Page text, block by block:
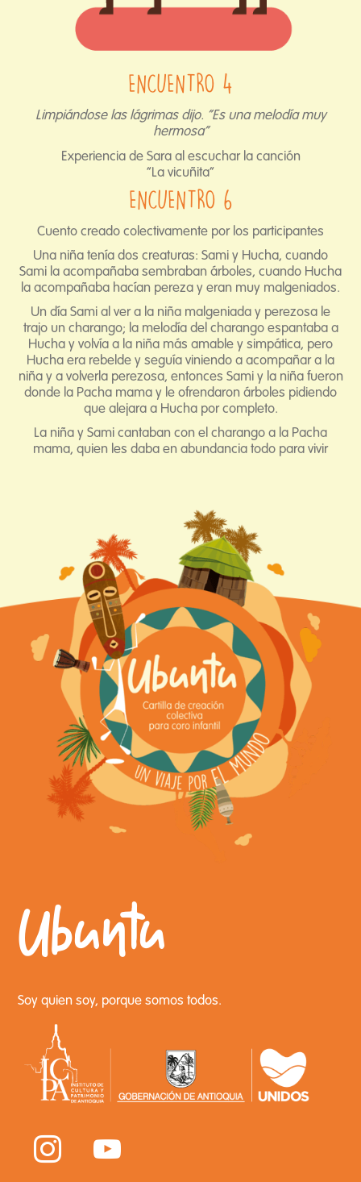
ENCUENTRO 4
Limpiándose las lágrimas dijo. “Es una melodía muy
hermosa”
Experiencia de Sara al escuchar la canción
“La vicuñita”
ENCUENTRO 6
Cuento creado colectivamente por los participantes
Una niña tenía dos creaturas: Sami y Hucha, cuando
Sami la acompañaba sembraban árboles, cuando Hucha
la acompañaba hacían pereza y eran muy malgeniados.
Un día Sami al ver a la niña malgeniada y perezosa le
trajo un charango; la melodía del charango espantaba a
Hucha y volvía a la niña más amable y simpática, pero
Hucha era rebelde y seguía viniendo a acompañar a la
niña y a volverla perezosa, entonces Sami y la niña fueron
donde la Pacha mama y le ofrendaron árboles pidiendo
que alejara a Hucha por completo.
La niña y Sami cantaban con el charango a la Pacha
mama, quien les daba en abundancia todo para vivir
Ubuntu
Soy quien soy, porque somos todos.